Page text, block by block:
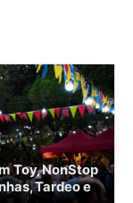
Toy, NonStop
Tardeo e